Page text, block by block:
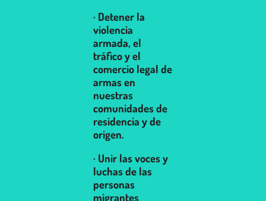
· Detener la
violencia
armada, el
tráfico y el
comercio legal de
armas en
nuestras
comunidades de
residencia y de
origen.
· Unir las voces y
luchas de las
personas
migrantes